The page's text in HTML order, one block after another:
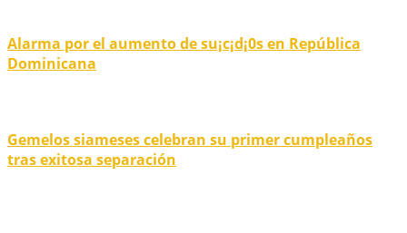
Alarma por el aumento de su¡c¡d¡0s en República
Dominicana
Gemelos siameses celebran su primer cumpleaños
tras exitosa separación